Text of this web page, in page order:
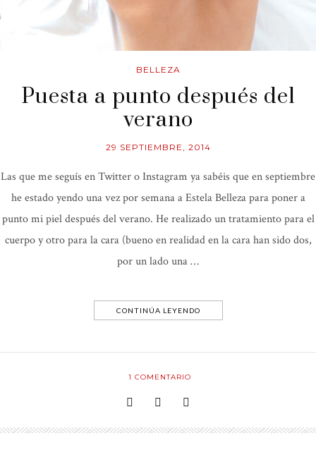
BELLEZA
Puesta a punto después del
verano
29 SEPTIEMBRE, 2014
Las que me seguís en Twitter o Instagram ya sabéis que en septiembre
he estado yendo una vez por semana a Estela Belleza para poner a
punto mi piel después del verano. He realizado un tratamiento para el
cuerpo y otro para la cara (bueno en realidad en la cara han sido dos,
por un lado una …
CONTINÚA LEYENDO
1 COMENTARIO